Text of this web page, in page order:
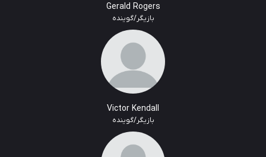
Gerald Rogers
بازیگر/گوینده
Victor Kendall
بازیگر/گوینده